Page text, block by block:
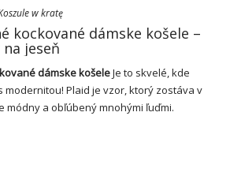
w kratę
kockované dámske košele –
jeseň
dámskekošeleJe to skvelé, kde
modernitou! Plaid je vzor, ktorý zostáva v
módny a obľúbený mnohými ľuďmi.
mnohým príležitostiam. …